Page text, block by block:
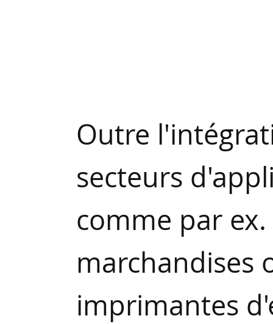
Outre
secteurs
comme par
marchandises
imprimantes